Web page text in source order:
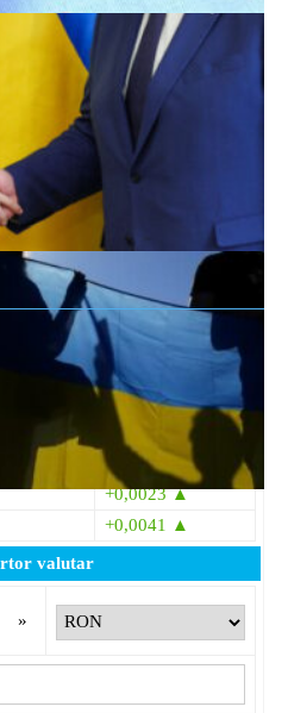
07 Aug 2026
+0,0041 ▲
+0,0077 ▲
+0,0023 ▲
+0,0041 ▲
valutar
»